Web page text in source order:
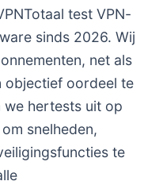
test VPN-
sinds 2026. Wij
net als
objectief oordeel te
we hertests uit op
snelheden,
te